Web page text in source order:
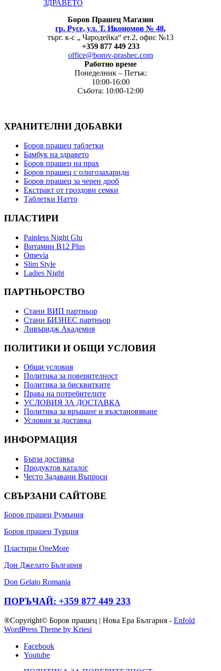
ЗДРАВЕТО
Боров Прашец Магазин
гр. Русе, ул. Т. Икономов № 48,
търг. к-с „ Чародейка“ ет.2, офис №13
+359 877 449 233
office@borov-prashec.com
Работно време
Понеделник – Петък:
10:00-16:00
Събота: 10:00-12:00
ХРАНИТЕЛНИ ДОБАВКИ
Боров прашец таблетки
Бамбук на здравето
Боров прашец на прах
Боров прашец с олигозахариди
Боров прашец за черен дроб
Екстракт от гроздови семки
Таблетки Натто
ПЛАСТИРИ
Painless Night Glu
Витамин B12 Plus
Оmevia
Slim Style
Ladies Night
ПАРТНЬОРСТВО
Стани ВИП партньор
Стани БИЗНЕС партньор
Ливъридж Академия
ПОЛИТИКИ И ОБЩИ УСЛОВИЯ
Общи условия
Политика за поверителност
Политика за бисквитките
Права на потребителите
УСЛОВИЯ ЗА ДОСТАВКА
Политика за връщане и възстановяване
Условия за доставка
ИНФОРМАЦИЯ
Бърза доставка
Продуктов каталог
Често Задавани Въпроси
СВЪРЗАНИ САЙТОВЕ
Боров прашец Румъния
Боров прашец Турция
Пластири OneMore
Дон Джелато България
Don Gelato Romania
ПОРЪЧАЙ: +359 877 449 233
®Copyright© Боров прашец | Нова Ера България - Enfold
WordPress Theme by Kriesi
Facebook
Youtube